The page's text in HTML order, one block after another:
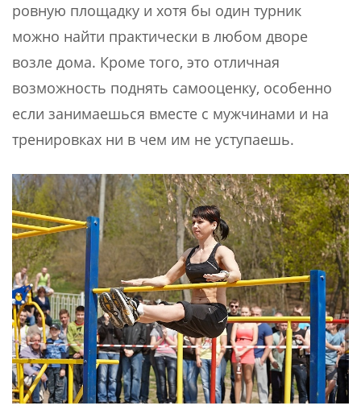
ровную площадку и хотя бы один турник
можно найти практически в любом дворе
возле дома. Кроме того, это отличная
возможность поднять самооценку, особенно
если занимаешься вместе с мужчинами и на
тренировках ни в чем им не уступаешь.